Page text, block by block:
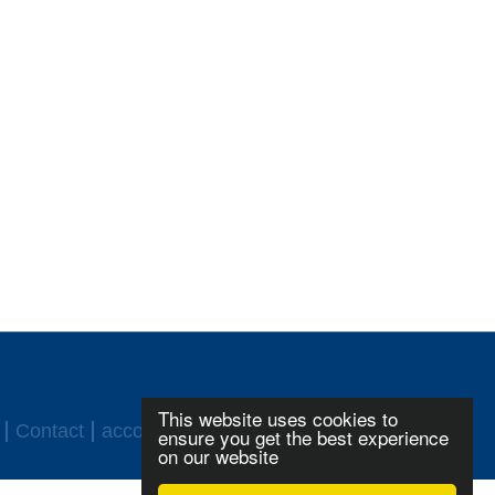
This website uses cookies to
ensure you get the best experience
on our website
Contact accord ASF Login